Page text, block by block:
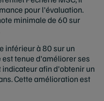
pour l'évaluation.
minimale de 60 sur
inférieur à 80 sur un
tenue d'améliorer ses
afin d'obtenir un
Cette amélioration est